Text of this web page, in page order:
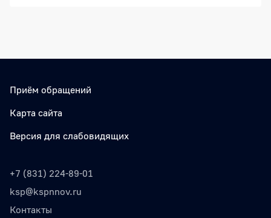
Приём обращений
Карта сайта
Версия для слабовидящих
+7 (831) 224-89-01
ksp@kspnnov.ru
Контакты